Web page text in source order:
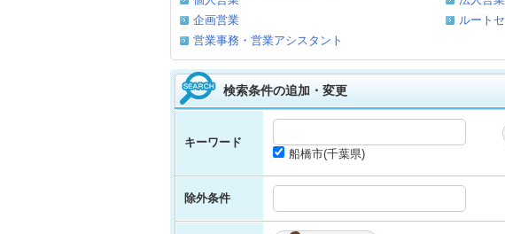
企画営業
ルート
営業事務・営業アシスタント
検索条件の追加・変更
キーワード
船橋市(千葉県)
除外条件